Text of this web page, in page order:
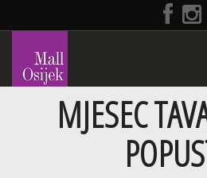
MJESEC